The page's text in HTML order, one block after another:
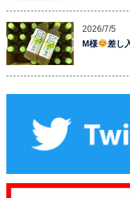
2026/7/5
M様
差し